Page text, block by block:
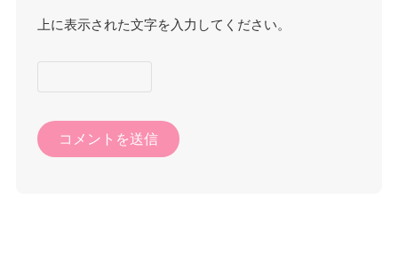
上に表示された文字を入力してください。